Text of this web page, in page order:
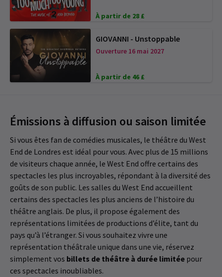
À partir de 28 £
GIOVANNI - Unstoppable
Ouverture 16 mai 2027
À partir de 46 £
Émissions à diffusion ou saison limitée
Si vous êtes fan de comédies musicales, le théâtre du West
End de Londres est idéal pour vous. Avec plus de 15 millions
de visiteurs chaque année, le West End offre certains des
spectacles les plus incroyables, répondant à la diversité des
goûts de son public. Les salles du West End accueillent
certains des spectacles les plus anciens de l’histoire du
théâtre anglais. De plus, il propose également des
représentations limitées de productions d’élite, tant du
pays qu’à l’étranger. Si vous souhaitez vivre une
représentation théâtrale unique dans une vie, réservez
simplement vos billets de théâtre à durée limitée pour
ces spectacles inoubliables.